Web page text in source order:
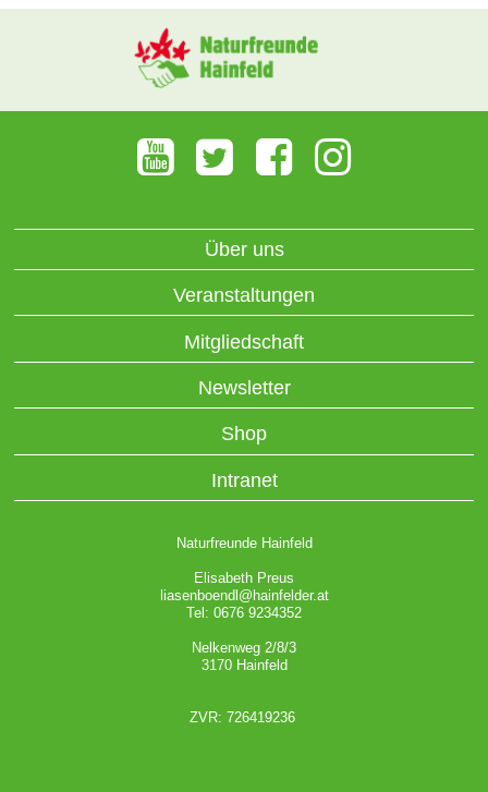
Über uns
Veranstaltungen
Mitgliedschaft
Newsletter
Shop
Intranet
Naturfreunde Hainfeld
Elisabeth Preus
liasenboendl@hainfelder.at
Tel: 0676 9234352
Nelkenweg 2/8/3
3170 Hainfeld
ZVR: 726419236